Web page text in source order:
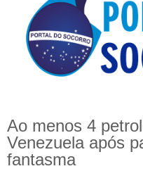
Ao menos 4
Venezuela após
fantasma